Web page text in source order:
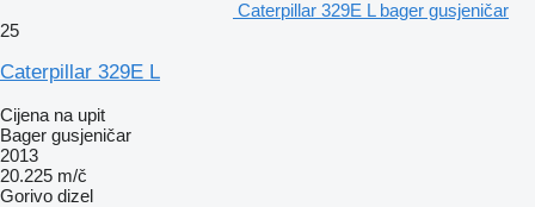
Caterpillar 329E L bager gusjeničar
25
Caterpillar 329E L
Cijena na upit
Bager gusjeničar
2013
20.225 m/č
Gorivo dizel